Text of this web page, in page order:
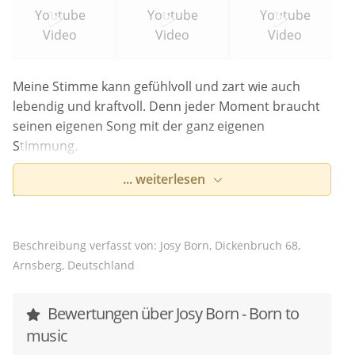
Youtube
Video
Youtube
Video
Youtube
Video
Meine Stimme kann gefühlvoll und zart wie auch
lebendig und kraftvoll. Denn jeder Moment braucht
seinen eigenen Song mit der ganz eigenen
Stimmung.
Ich bin nun seit über 10 Jahren in der Musikbranche
In den Jahren habe ich sowohl eigene Musikprojekte
verfolgt, in verschiedenen Coverbands gesungen,
Hochzeiten musikalisch begleitet wie auch Populäre
Gerne begleite ich auch Ihre Hochzeit mit
... weiterlesen
Beschreibung verfasst von: Josy Born, Dickenbruch 68,
Arnsberg, Deutschland
Bewertungen über Josy Born - Born to
music